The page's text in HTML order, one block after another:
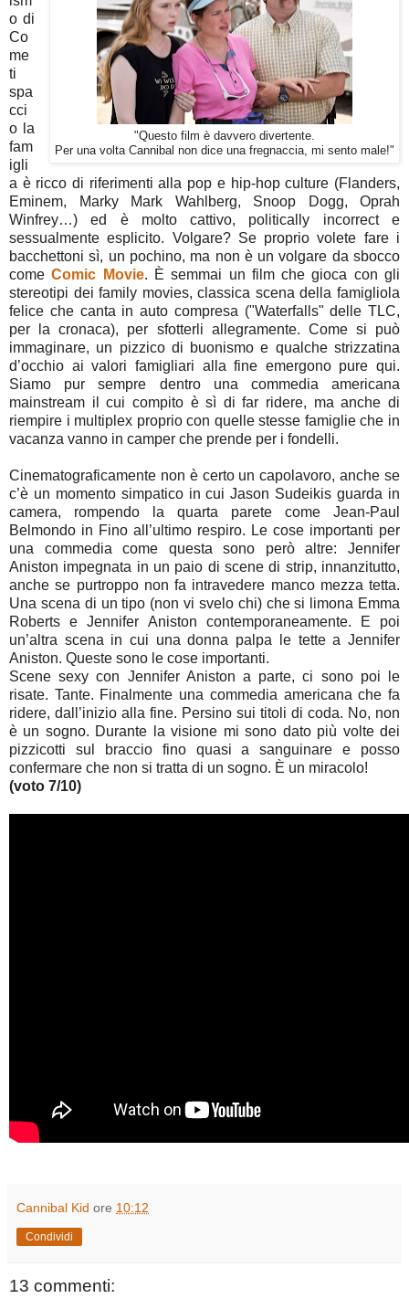
"Questo film è davvero divertente.
Per una volta Cannibal non dice una fregnaccia, mi sento male!"
o di
Co
me
ti
spa
cci
o la
fam
igli
a è ricco di riferimenti alla pop e hip-hop culture (Flanders,
Eminem, Marky Mark Wahlberg, Snoop Dogg, Oprah
Winfrey…) ed è molto cattivo, politically incorrect e
sessualmente esplicito. Volgare? Se proprio volete fare i
bacchettoni sì, un pochino, ma non è un volgare da sbocco
comeComic Movie. È semmai un film che gioca con gli
stereotipi dei family movies, classica scena della famigliola
felice che canta in auto compresa ("Waterfalls" delle TLC,
per la cronaca), per sfotterli allegramente. Come si può
immaginare, un pizzico di buonismo e qualche strizzatina
d’occhio ai valori famigliari alla fine emergono pure qui.
Siamo pur sempre dentro una commedia americana
mainstream il cui compito è sì di far ridere, ma anche di
riempire i multiplex proprio con quelle stesse famiglie che in
vacanza vanno in camper che prende per i fondelli.
Cinematograficamente non è certo un capolavoro, anche se
c’è un momento simpatico in cui Jason Sudeikis guarda in
camera, rompendo la quarta parete come Jean-Paul
Belmondo in Fino all’ultimo respiro. Le cose importanti per
una commedia come questa sono però altre: Jennifer
Aniston impegnata in un paio di scene di strip, innanzitutto,
anche se purtroppo non fa intravedere manco mezza tetta.
Una scena di un tipo (non vi svelo chi) che si limona Emma
Roberts e Jennifer Aniston contemporaneamente. E poi
un’altra scena in cui una donna palpa le tette a Jennifer
Aniston. Queste sono le cose importanti.
Scene sexy con Jennifer Aniston a parte, ci sono poi le
risate. Tante. Finalmente una commedia americana che fa
ridere, dall’inizio alla fine. Persino sui titoli di coda. No, non
è un sogno. Durante la visione mi sono dato più volte dei
pizzicotti sul braccio fino quasi a sanguinare e posso
confermare che non si tratta di un sogno. È un miracolo!
(voto 7/10)
Cannibal Kid ore 10:12
Condividi
13 commenti: